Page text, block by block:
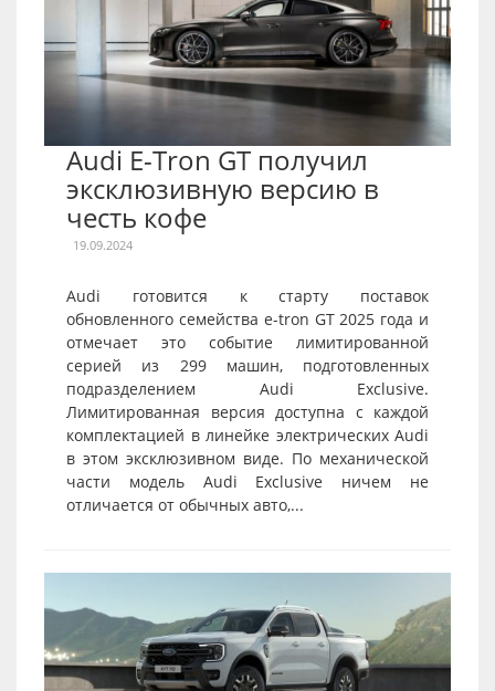
Audi E-Tron GT получил
эксклюзивную версию в
честь кофе
19.09.2024
Audi готовится к старту поставок
обновленного семейства e-tron GT 2025 года и
отмечает это событие лимитированной
серией из 299 машин, подготовленных
подразделением Audi Exclusive.
Лимитированная версия доступна с каждой
комплектацией в линейке электрических Audi
в этом эксклюзивном виде. По механической
части модель Audi Exclusive ничем не
отличается от обычных авто,...